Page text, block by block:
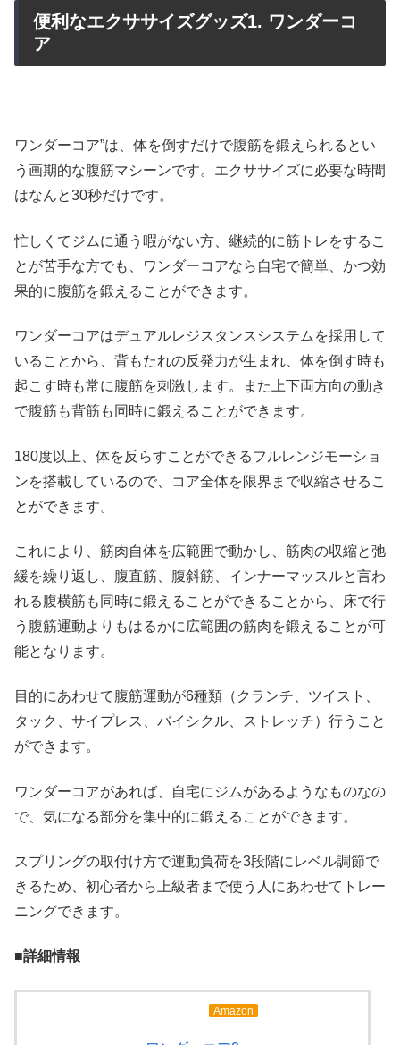
便利なエクササイズグッズ1. ワンダーコ
ア
ワンダーコア”は、体を倒すだけで腹筋を鍛えられるとい
う画期的な腹筋マシーンです。エクササイズに必要な時間
はなんと30秒だけです。
忙しくてジムに通う暇がない方、継続的に筋トレをするこ
とが苦手な方でも、ワンダーコアなら自宅で簡単、かつ効
果的に腹筋を鍛えることができます。
ワンダーコアはデュアルレジスタンスシステムを採用して
いることから、背もたれの反発力が生まれ、体を倒す時も
起こす時も常に腹筋を刺激します。また上下両方向の動き
で腹筋も背筋も同時に鍛えることができます。
180度以上、体を反らすことができるフルレンジモーショ
ンを搭載しているので、コア全体を限界まで収縮させるこ
とができます。
これにより、筋肉自体を広範囲で動かし、筋肉の収縮と弛
緩を繰り返し、腹直筋、腹斜筋、インナーマッスルと言わ
れる腹横筋も同時に鍛えることができることから、床で行
う腹筋運動よりもはるかに広範囲の筋肉を鍛えることが可
能となります。
目的にあわせて腹筋運動が6種類（クランチ、ツイスト、
タック、サイプレス、バイシクル、ストレッチ）行うこと
ができます。
ワンダーコアがあれば、自宅にジムがあるようなものなの
で、気になる部分を集中的に鍛えることができます。
スプリングの取付け方で運動負荷を3段階にレベル調節で
きるため、初心者から上級者まで使う人にあわせてトレー
ニングできます。
■詳細情報
Amazon